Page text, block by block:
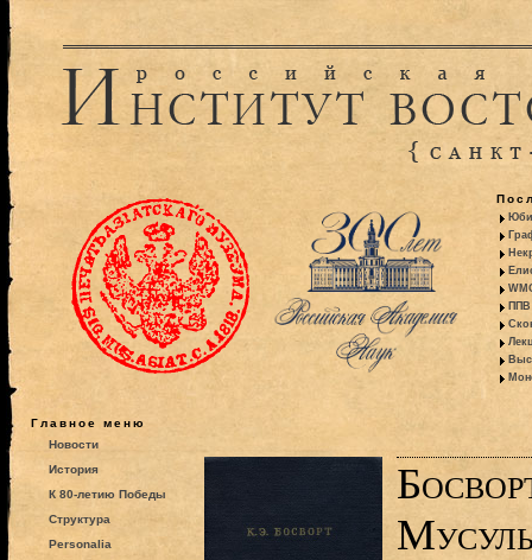
ППВ
Главное меню
Новости
История
К 80-летию Победы
Структура
Personalia